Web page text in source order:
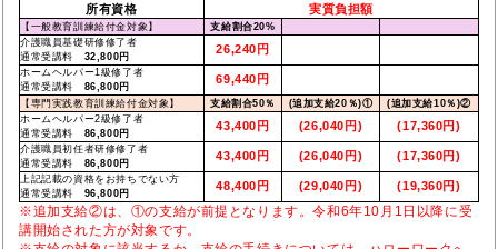
所有資格 実質負担額
【一般教育訓練給付金対象】 支給割合20%
介護職員基礎研修修了者
通常受講料 32,800円
26,240円
ホームヘルパー1級修了者
通常受講料 86,800円
69,440円
【専門実践教育訓練給付金対象】 支給割合50％ (追加支給20％)① (追加支給10％)②
ホームヘルパー2級修了者
通常受講料 86,800円
43,400円 (26,040円) (17,360円)
介護職員初任者研修修了者
通常受講料 86,800円
43,400円 (26,040円) (17,360円)
上記記載の資格をお持ちでない方
通常受講料 96,800円
48,400円 (29,040円) (19,360円)
※追加支給②は、①の支給が前提となります。令和6年10月1日以降に受
講開始された方が対象です。